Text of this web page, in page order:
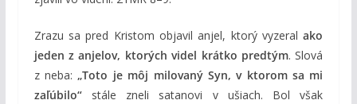
Zrazu sa pred Kristom objavil anjel, ktorý vyzeralako
jeden z anjelov, ktorých videl krátko predtým. Slová
z neba:„Toto je môj milovaný Syn, v ktorom sa mi
zaľúbilo“stále zneli satanovi v ušiach. Bol však